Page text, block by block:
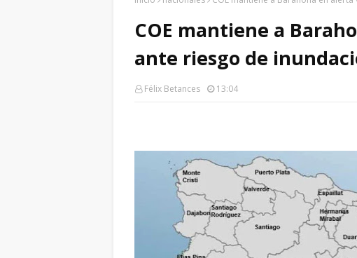
COE mantiene a
ante riesgo de
Félix Betances 13:04